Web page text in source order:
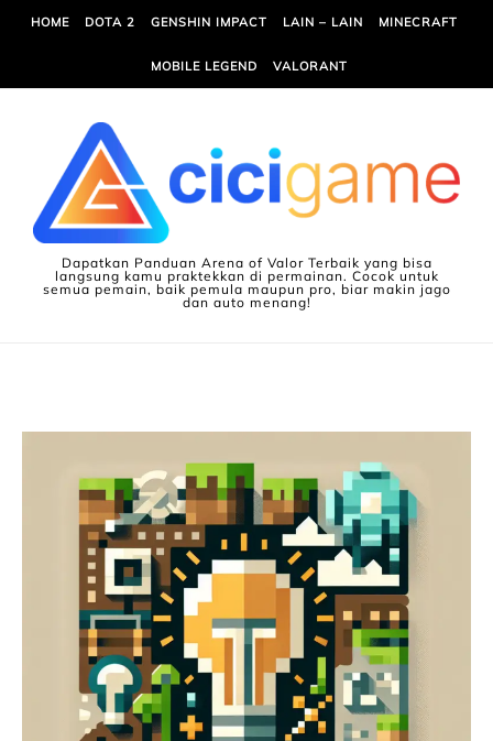
Skip to content
HOME DOTA 2 GENSHIN IMPACT LAIN – LAIN MINECRAFT
MOBILE LEGEND VALORANT
Dapatkan Panduan Arena of Valor Terbaik yang bisa
langsung kamu praktekkan di permainan. Cocok untuk
semua pemain, baik pemula maupun pro, biar makin jago
dan auto menang!